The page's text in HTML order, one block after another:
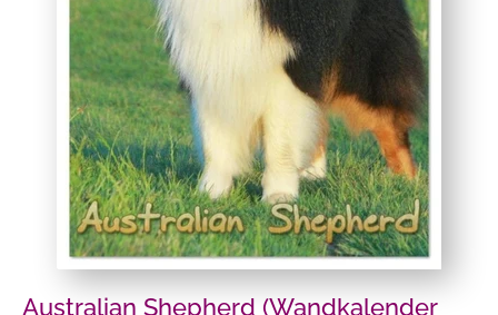
Australian Shepherd (Wandkalender